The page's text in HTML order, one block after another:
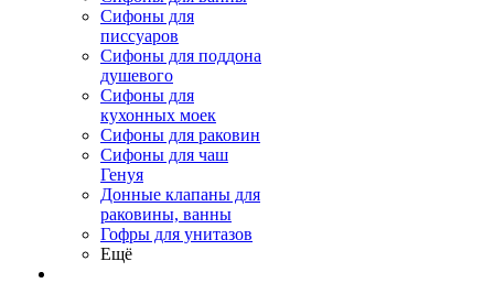
Сифоны для
писсуаров
Сифоны для поддона
душевого
Сифоны для
кухонных моек
Сифоны для раковин
Сифоны для чаш
Генуя
Донные клапаны для
раковины, ванны
Гофры для унитазов
Ещё